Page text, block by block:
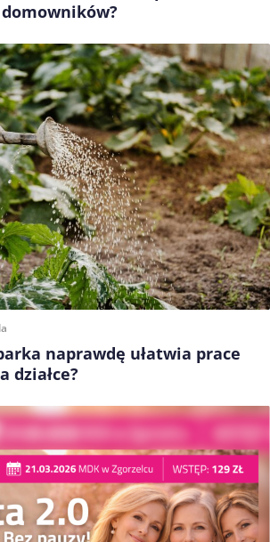
naprawdę ułatwia prace
działce?